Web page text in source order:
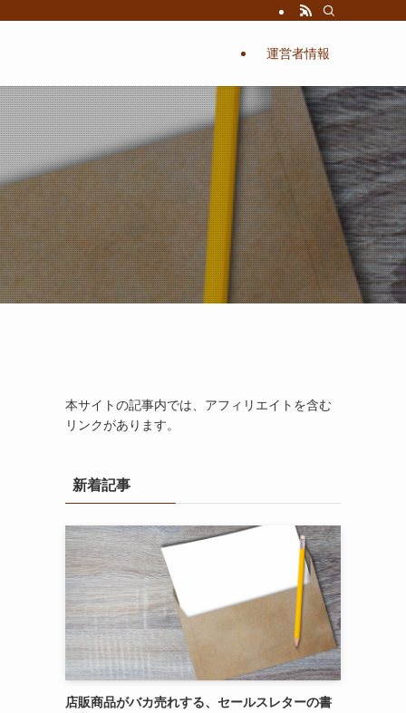
運営者情報
本サイトの記事内では、アフィリエイトを含む
リンクがあります。
新着記事
店販商品がバカ売れする、セールスレターの書